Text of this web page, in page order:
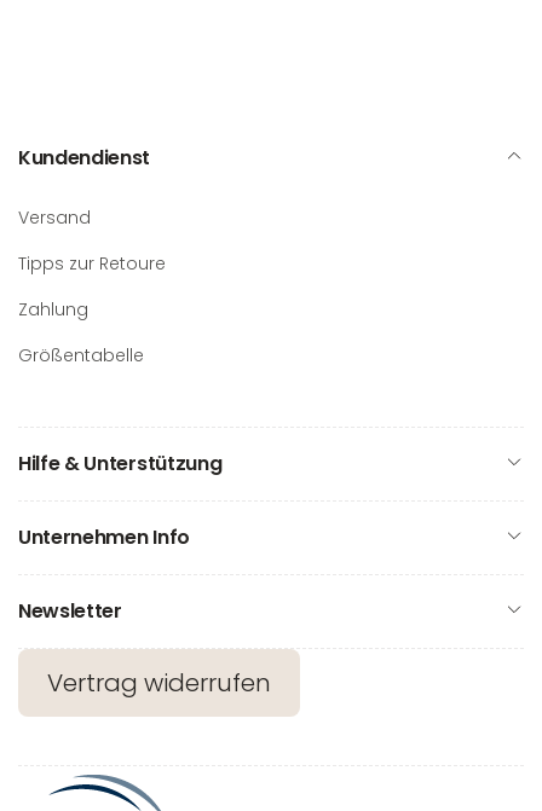
Kundendienst
Versand
Tipps zur Retoure
Zahlung
Größentabelle
Hilfe & Unterstützung
Unternehmen Info
Newsletter
Vertrag widerrufen